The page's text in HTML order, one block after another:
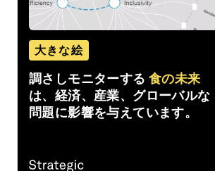
大きな絵
調さしモニターする 食の未来
は、経済、産業、グローバルな
問題に影響を与えています。